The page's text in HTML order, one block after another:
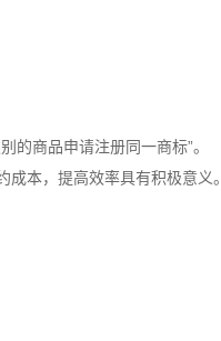
的商品申请注册同一商标”。
本，提高效率具有积极意义。